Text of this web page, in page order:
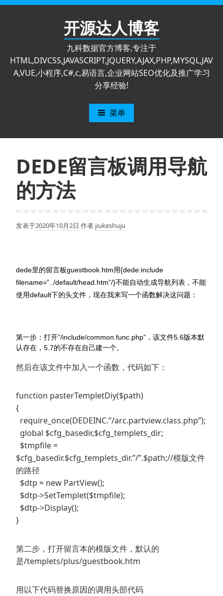
跳
开源达人博客
九科数据官方博客,专注于
HTML,DIVCSS,JAVASCRIPT,JQUERY,AJAX,PHP,MYSQL,JAV
A,VUE,小程序,C#,c,易语言,企业网站SEO优化及推广学习
分享经验!
菜单
DEDE留言板调用导航
的方法
发表于2020年10月2日 作者 jiukeshuju
dede里的留言板guestbook.htm用{dede:include
filename=”../default/head.htm”/}不能自动生成导航列表，不能
使用default下的头文件，现在我来写一个函数解决这问题：
第一步：打开”/include/common.func.php”，该文件5.6版本默
认存在，5.7的不存在自己建一个。
然后在该文件中加入一个函数，代码如下：
function pasterTempletDiy($path)
{
require_once(DEDEINC.”/arc.partview.class.php”);
global $cfg_basedir,$cfg_templets_dir;
$tmpfile =
$cfg_basedir.$cfg_templets_dir.”/”.$path;//模版文件
的路径
$dtp = new PartView();
$dtp->SetTemplet($tmpfile);
$dtp->Display();
}
第二步，打开留言本的模版文件，默认的
是/templets/plus/guestbook.htm
用以下代码替换原因的调用头部代码